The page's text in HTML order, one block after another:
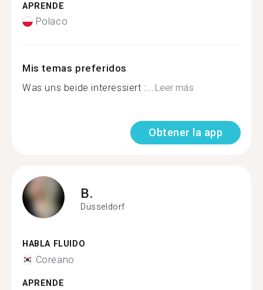
APRENDE
Polaco
Mis temas preferidos
Was uns beide interessiert :...Leer más
Obtener la app
B.
Düsseldorf
HABLA FLUIDO
Coreano
APRENDE